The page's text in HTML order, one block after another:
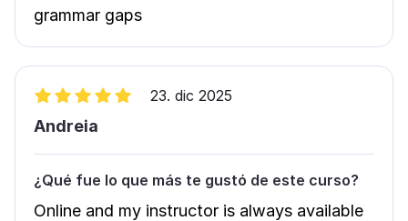
grammar gaps
23. dic 2025
Andreia
¿Qué fue lo que más te gustó de este curso?
Online and my instructor is always available